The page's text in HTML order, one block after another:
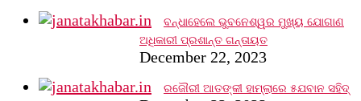
ବନ୍ଧାହେଲେ ଭୁବନେଶ୍ୱର ମୁଖ୍ୟ ଯୋଗାଣ
ଅଧିକାରୀ ପ୍ରଶାନ୍ତ ଗନ୍ତାୟତ
December 22, 2023
ରଜୌରୀ ଆତଙ୍କୀ ହାମ୍‌ଲାରେ ୫ଯବାନ ସହିଦ୍